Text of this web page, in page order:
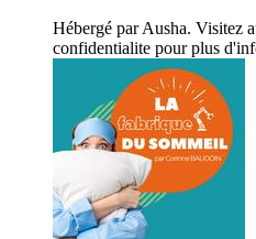
Hébergé par Ausha. Visitez
confidentialite pour plus